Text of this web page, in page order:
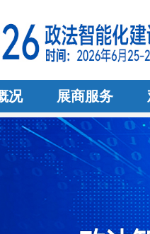
况 展商服务